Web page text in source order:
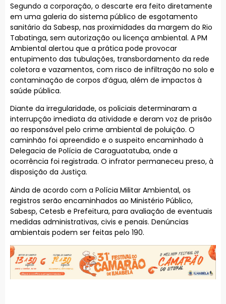
Segundo a corporação, o descarte era feito diretamente
em uma galeria do sistema público de esgotamento
sanitário da Sabesp, nas proximidades da margem do Rio
Tabatinga, sem autorização ou licença ambiental. A PM
Ambiental alertou que a prática pode provocar
entupimento das tubulações, transbordamento da rede
coletora e vazamentos, com risco de infiltração no solo e
contaminação de corpos d’água, além de impactos à
saúde pública.
Diante da irregularidade, os policiais determinaram a
interrupção imediata da atividade e deram voz de prisão
ao responsável pelo crime ambiental de poluição. O
caminhão foi apreendido e o suspeito encaminhado à
Delegacia de Polícia de Caraguatatuba, onde a
ocorrência foi registrada. O infrator permaneceu preso, à
disposição da Justiça.
Ainda de acordo com a Polícia Militar Ambiental, os
registros serão encaminhados ao Ministério Público,
Sabesp, Cetesb e Prefeitura, para avaliação de eventuais
medidas administrativas, civis e penais. Denúncias
ambientais podem ser feitas pelo 190.